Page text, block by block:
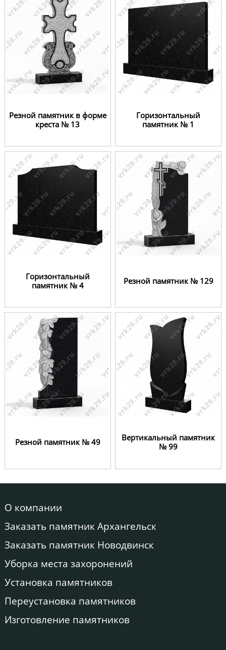
Резной памятник в форме
креста № 13
Горизонтальный
памятник № 1
Горизонтальный
памятник № 4
Резной памятник № 129
Резной памятник № 49
Вертикальный памятник
№ 99
О компании
Заказать памятник Архангельск
Заказать памятник Новодвинск
Уборка места захоронений
Установка памятников
Переустановка памятников
Изготовление памятников